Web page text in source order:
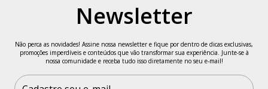
Newsletter
Não perca as novidades! Assine nossa newsletter e fique por dentro de dicas exclusivas,
promoções imperdíveis e conteúdos que vão transformar sua experiência. Junte-se à
nossa comunidade e receba tudo isso diretamente no seu e-mail!